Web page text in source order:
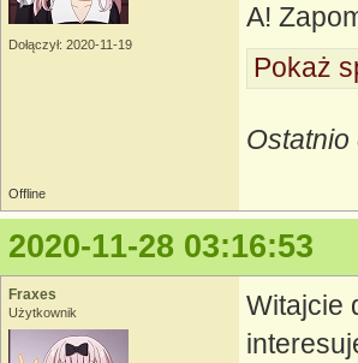
Dołączył: 2020-11-19
A!
Pokaż
Offline
2020-11-28 03:16:53
Fraxes
Użytkownik Witajcie